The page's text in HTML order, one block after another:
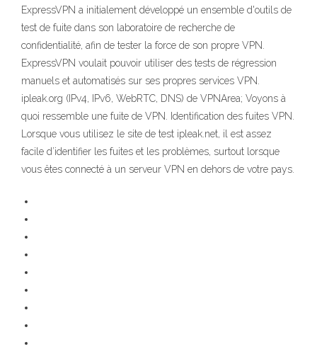
ExpressVPN a initialement développé un ensemble d'outils de
test de fuite dans son laboratoire de recherche de
confidentialité, afin de tester la force de son propre VPN.
ExpressVPN voulait pouvoir utiliser des tests de régression
manuels et automatisés sur ses propres services VPN.
ipleak.org (IPv4, IPv6, WebRTC, DNS) de VPNArea; Voyons à
quoi ressemble une fuite de VPN. Identification des fuites VPN.
Lorsque vous utilisez le site de test ipleak.net, il est assez
facile d’identifier les fuites et les problèmes, surtout lorsque
vous êtes connecté à un serveur VPN en dehors de votre pays.